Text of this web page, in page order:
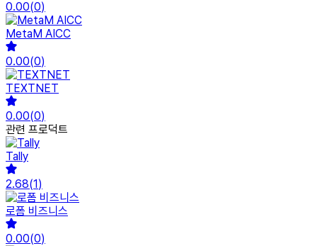
0.00(0)
MetaM AICC
0.00(0)
TEXTNET
0.00(0)
관련 프로덕트
Tally
2.68(1)
로폼 비즈니스
0.00(0)